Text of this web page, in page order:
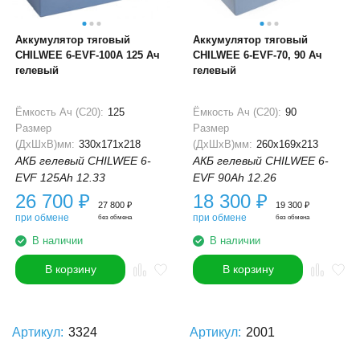
Аккумулятор тяговый
CHILWEE 6-EVF-100A 125 Ач
гелевый
Ёмкость Ач (С20): 125
Размер
(ДхШхВ)мм: 330x171x218
АКБ гелевый CHILWEE 6-
EVF 125Ah 12.33
26 700 ₽
при обмене
27 800 ₽
без обмена
В наличии
В корзину
Аккумулятор тяговый
CHILWEE 6-EVF-70, 90 Ач
гелевый
Ёмкость Ач (С20): 90
Размер
(ДхШхВ)мм: 260x169x213
АКБ гелевый CHILWEE 6-
EVF 90Ah 12.26
18 300 ₽
при обмене
19 300 ₽
без обмена
В наличии
В корзину
Артикул: 3324 Артикул: 2001